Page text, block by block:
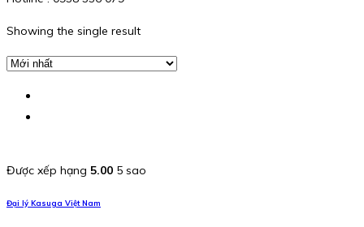
Showing the single result
Được xếp hạng 5.00 5 sao
Đại lý Kasuga Việt Nam